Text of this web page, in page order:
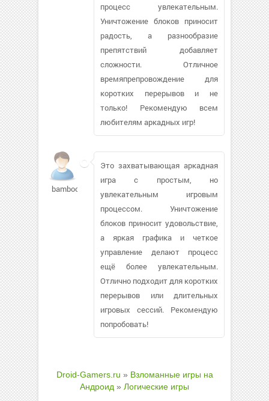
процесс увлекательным.
Уничтожение блоков приносит
радость, а разнообразие
препятствий добавляет
сложности. Отличное
времяпрепровождение для
коротких перерывов и не
только! Рекомендую всем
любителям аркадных игр!
bamboozler513
Это захватывающая аркадная
игра с простым, но
увлекательным игровым
процессом. Уничтожение
блоков приносит удовольствие,
а яркая графика и четкое
управление делают процесс
ещё более увлекательным.
Отлично подходит для коротких
перерывов или длительных
игровых сессий. Рекомендую
попробовать!
Droid-Gamers.ru » Взломанные игры на
Андроид » Логические игры